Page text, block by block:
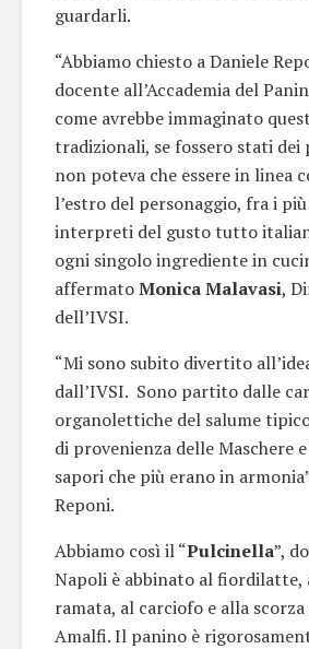
guardarli.
“Abbiamo chiesto a Daniele
docente all’Accademia del
come avrebbe immaginato
tradizionali, se fossero stati dei
non poteva che essere in linea
l’estro del personaggio, fra i
interpreti del gusto tutto
ogni singolo ingrediente in
affermatoMonica Malavasi,
dell’IVSI.
“Mi sono subito divertito
dall’IVSI. Sono partito dalle
organolettiche del salume
di provenienza delle Maschere
sapori che più erano in
Reponi.
Abbiamo così il “Pulcinella”,
Napoli è abbinato al fiordilatte,
ramata, al carciofo e alla
Amalfi. Il panino è